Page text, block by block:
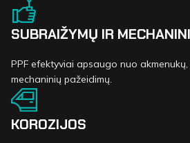
SUBRAIŽYMŲ IR
PPF efektyviai apsaugo nuo
mechaninių pažeidimų.
KOROZIJOS